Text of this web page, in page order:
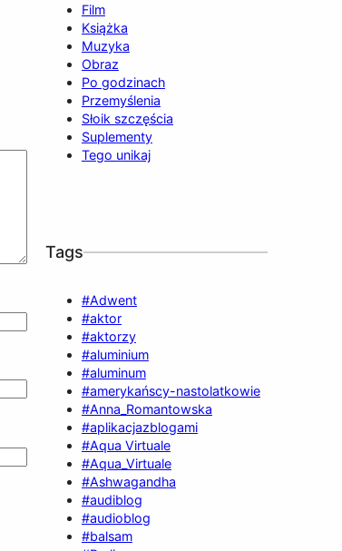
Film
Książka
Muzyka
Obraz
Po godzinach
Przemyślenia
Słoik szczęścia
Suplementy
Tego unikaj
Tags
#Adwent
#aktor
#aktorzy
#aluminium
#aluminum
#amerykańscy-nastolatkowie
#Anna_Romantowska
#aplikacjazblogami
#Aqua Virtuale
#Aqua_Virtuale
#Ashwagandha
#audiblog
#audioblog
#balsam